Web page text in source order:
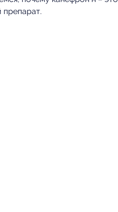
препарат.